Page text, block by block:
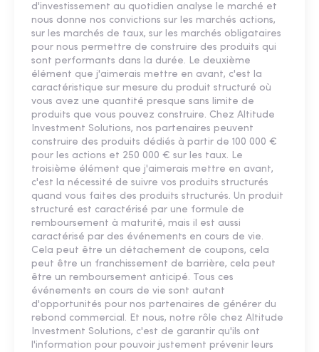
d'investissement au quotidien analyse le marché et
nous donne nos convictions sur les marchés actions,
sur les marchés de taux, sur les marchés obligataires
pour nous permettre de construire des produits qui
sont performants dans la durée. Le deuxième
élément que j'aimerais mettre en avant, c'est la
caractéristique sur mesure du produit structuré où
vous avez une quantité presque sans limite de
produits que vous pouvez construire. Chez Altitude
Investment Solutions, nos partenaires peuvent
construire des produits dédiés à partir de 100 000 €
pour les actions et 250 000 € sur les taux. Le
troisième élément que j'aimerais mettre en avant,
c'est la nécessité de suivre vos produits structurés
quand vous faites des produits structurés. Un produit
structuré est caractérisé par une formule de
remboursement à maturité, mais il est aussi
caractérisé par des événements en cours de vie.
Cela peut être un détachement de coupons, cela
peut être un franchissement de barrière, cela peut
être un remboursement anticipé. Tous ces
événements en cours de vie sont autant
d'opportunités pour nos partenaires de générer du
rebond commercial. Et nous, notre rôle chez Altitude
Investment Solutions, c'est de garantir qu'ils ont
l'information pour pouvoir justement prévenir leurs